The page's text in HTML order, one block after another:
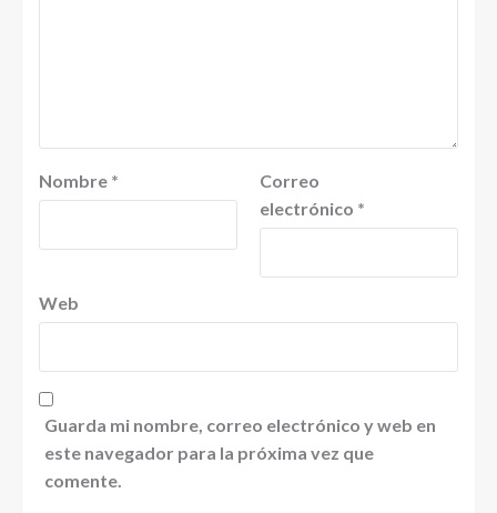
Nombre *
Correo
electrónico *
Web
Guarda mi nombre, correo electrónico y web en
este navegador para la próxima vez que
comente.